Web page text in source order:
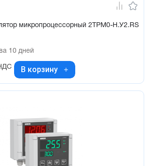
микропроцессорный 2ТРМ0-Н.У2.RS
10 дней
В корзину